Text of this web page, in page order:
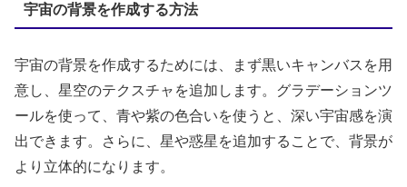
宇宙の背景を作成する方法
宇宙の背景を作成するためには、まず黒いキャンバスを用
意し、星空のテクスチャを追加します。グラデーションツ
ールを使って、青や紫の色合いを使うと、深い宇宙感を演
出できます。さらに、星や惑星を追加することで、背景が
より立体的になります。